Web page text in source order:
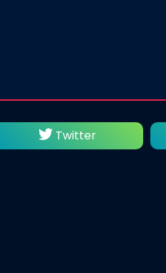
Twitter